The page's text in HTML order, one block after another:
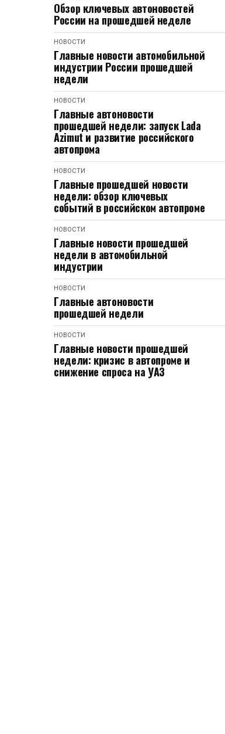
Обзор ключевых автоновостей
России на прошедшей неделе
НОВОСТИ
Главные новости автомобильной
индустрии России прошедшей
недели
НОВОСТИ
Главные автоновости
прошедшей недели: запуск Lada
Azimut и развитие российского
автопрома
НОВОСТИ
Главные прошедшей новости
недели: обзор ключевых
событий в российском автопроме
НОВОСТИ
Главные новости прошедшей
недели в автомобильной
индустрии
НОВОСТИ
Главные автоновости
прошедшей недели
НОВОСТИ
Главные новости прошедшей
недели: кризис в автопроме и
снижение спроса на УАЗ